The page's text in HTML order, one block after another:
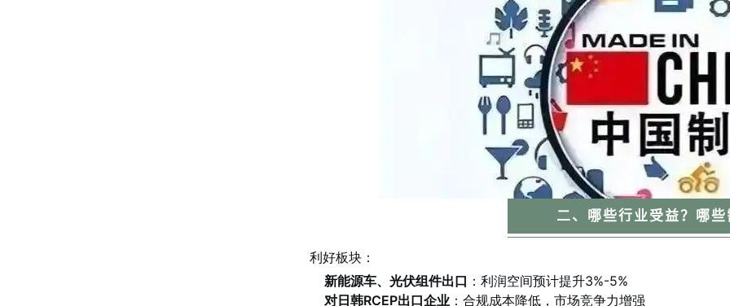
二、哪些行业受益？哪
利好板块：
新能源车、光伏组件出口 ：利润空间预计提升3%-5%
对日韩RCEP出口企业：合规成本降低，市场竞争力增强